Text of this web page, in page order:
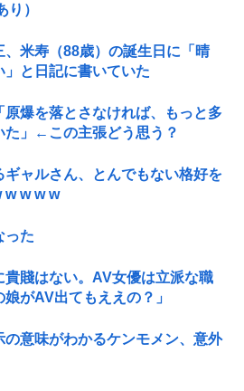
）
、米寿（88歳）の誕生日に「晴
と日記に書いていた
原爆を落とさなければ、もっと多
た」←この主張どう思う？
ギャルさん、とんでもない格好を
w w w w
った
貴賤はない。AV女優は立派な職
がAV出てもええの？」
の意味がわかるケンモメン、意外